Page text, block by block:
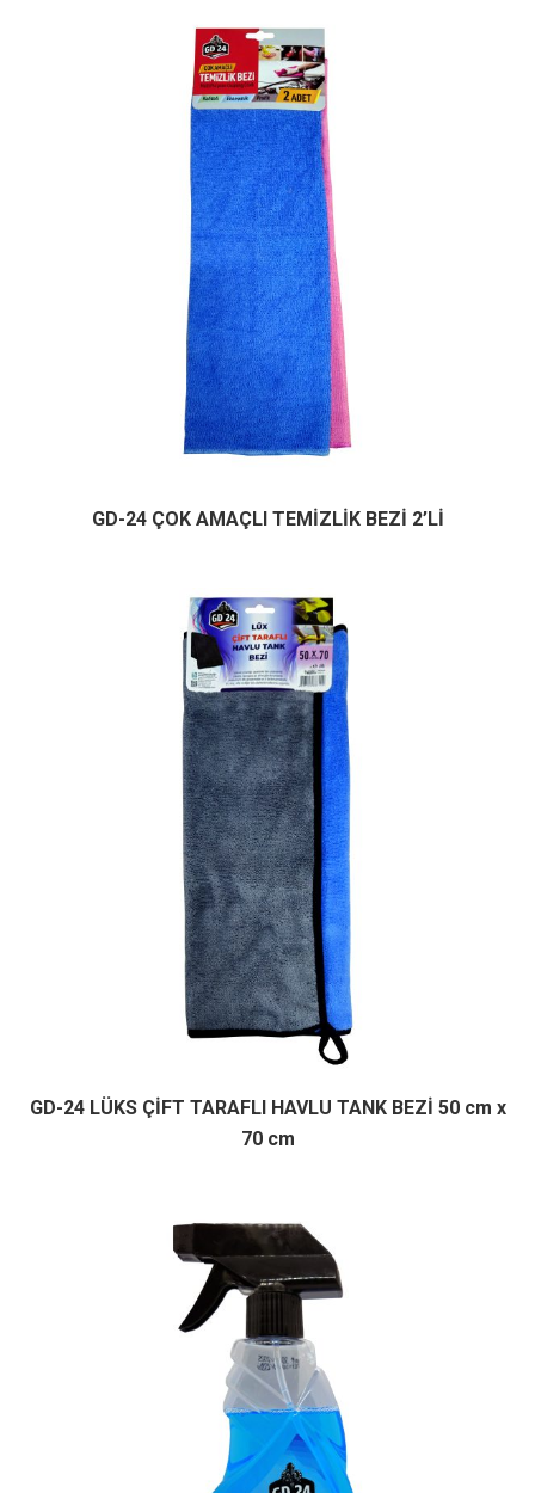
GD-24 ÇOK AMAÇLI TEMİZLİK BEZİ 2’Lİ
GD-24 LÜKS ÇİFT TARAFLI HAVLU TANK BEZİ 50 cm x
70 cm